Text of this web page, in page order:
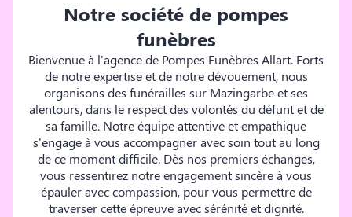
Notre société de pompes
funèbres
Bienvenue à l'agence de Pompes Funèbres Allart. Forts
de notre expertise et de notre dévouement, nous
organisons des funérailles sur Mazingarbe et ses
alentours, dans le respect des volontés du défunt et de
sa famille. Notre équipe attentive et empathique
s'engage à vous accompagner avec soin tout au long
de ce moment difficile. Dès nos premiers échanges,
vous ressentirez notre engagement sincère à vous
épauler avec compassion, pour vous permettre de
traverser cette épreuve avec sérénité et dignité.